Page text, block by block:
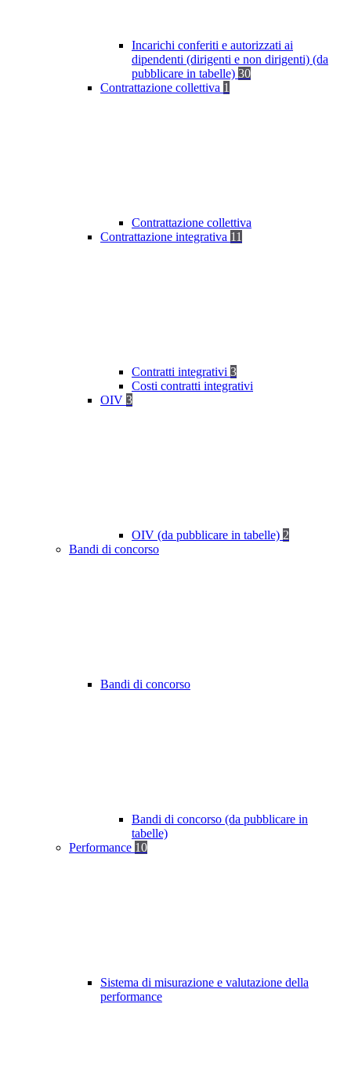
Incarichi conferiti e autorizzati ai
dipendenti (dirigenti e non dirigenti) (da
pubblicare in tabelle) 30
Contrattazione collettiva 1
Contrattazione collettiva
Contrattazione integrativa 11
Contratti integrativi 3
Costi contratti integrativi
OIV 3
OIV (da pubblicare in tabelle) 2
Bandi di concorso
Bandi di concorso
Bandi di concorso (da pubblicare in
tabelle)
Performance 10
Sistema di misurazione e valutazione della
performance